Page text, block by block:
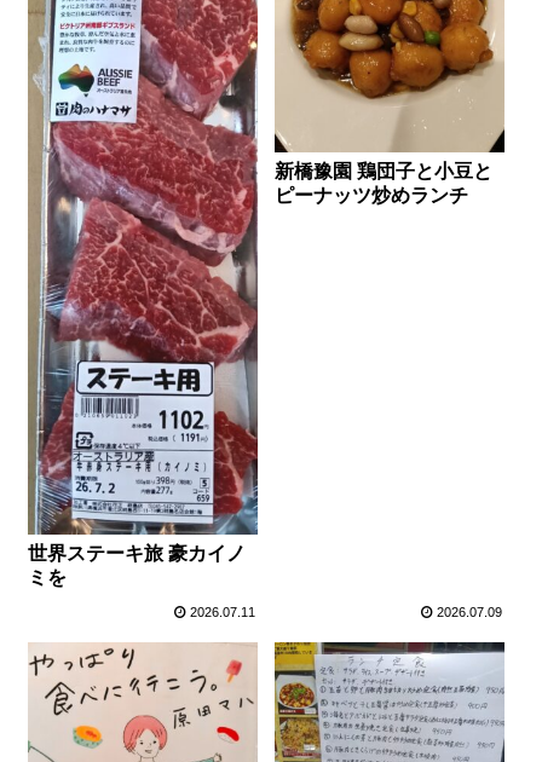
世界ステーキ旅 豪カイノ
ミを
2026.07.11
新橋豫園 鶏団子と小豆と
ピーナッツ炒めランチ
2026.07.09